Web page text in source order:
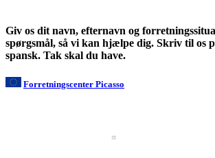
Giv os dit navn, efternavn og
spørgsmål, så vi kan hjælpe dig. Skriv til os
spansk. Tak skal du have.
Forretningscenter Picasso